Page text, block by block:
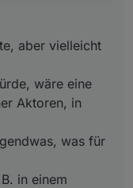
in einem Widget
Aktoren gerade
man sich, dass alle
müssen.
aber vielleicht
wäre eine
Aktoren, in
was für
in einem